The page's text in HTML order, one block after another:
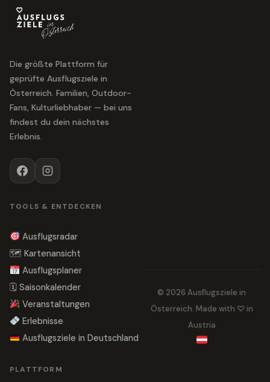
Die größte Plattform für
geprüfte Ausflugsziele in
Österreich. Familien, Outdoor-
Fans, Kulturliebhaber — bei uns
findest du dein nächstes
Erlebnis.
TOOLS & ENTDECKEN
Ausflugsradar
🗺 Kartenansicht
Ausflugsplaner
🗓 Saisonkalender
Veranstaltungen
Erlebnisse
Ausflugsziele in Deutschland
PLATTFORM
© 2026 Ausflugsziele in
Österreich. Made with ♡ in
Austria